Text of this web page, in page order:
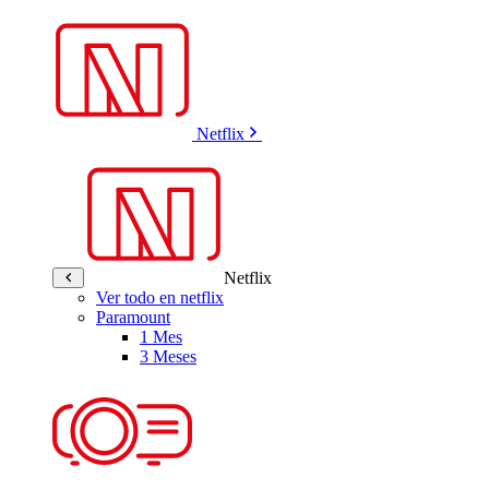
Netflix
Netflix
Ver todo en netflix
Paramount
1 Mes
3 Meses